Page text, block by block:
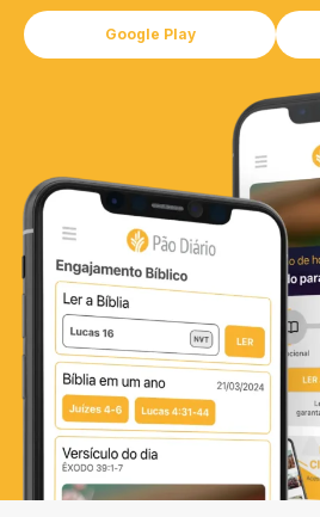
Google Play